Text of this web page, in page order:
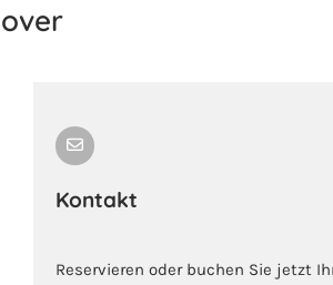
Kontakt
Reservieren oder buchen Sie jetzt